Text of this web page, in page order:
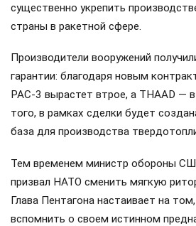
существенно укрепить
страны в ракетной сфере.
Производители вооружений
гарантии: благодаря новым
PAC-3 вырастет втрое, а THAAD —
того, в рамках сделки будет
база для производства
Тем временем министр обороны
призвал НАТО сменить мягкую
Глава Пентагона настаивает на
вспомнить о своем истинном